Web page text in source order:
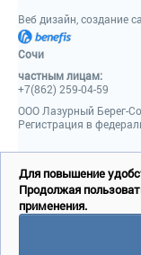
Веб дизайн, создание
Сочи
частным лицам:
+7(862) 259-04-59
ООО Лазурный Берег-
Регистрация в
Для повышение
Продолжая
применения.